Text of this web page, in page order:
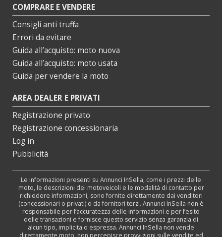
COMPRARE E VENDERE
Consigli anti truffa
Errori da evitare
Guida all’acquisto: moto nuova
Guida all’acquisto: moto usata
Guida per vendere la moto
AREA DEALER E PRIVATI
Registrazione privato
Registrazione concessionaria
Log in
Pubblicità
Le informazioni presenti su Annunci InSella, come i prezzi delle
moto, le descrizioni dei motoveicoli e le modalità di contatto per
richiedere informazioni, sono fornite direttamente dai venditori
(concessionari o privati) o da fornitori terzi. Annunci InSella non è
responsabile per l’accuratezza delle informazioni e per l’esito
delle transazioni e fornisce questo servizio senza garanzia di
alcun tipo, implicita o espressa. Annunci InSella non vende
direttamente moto, non percepisce provvigioni sulle vendite ed